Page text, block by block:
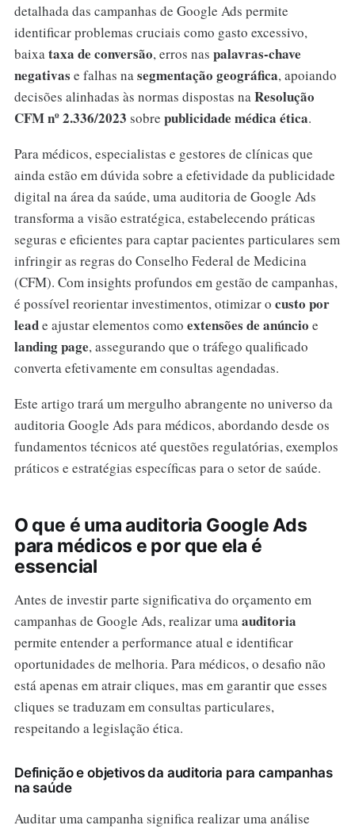
detalhada das campanhas de Google Ads permite
identificar problemas cruciais como gasto excessivo,
baixataxa de conversão, erros nas palavras-chave
negativas e falhas nasegmentação geográfica, apoiando
decisões alinhadas às normas dispostas naResolução
CFM nº 2.336/2023 sobre publicidade médica ética.
Para médicos, especialistas e gestores de clínicas que
ainda estão em dúvida sobre a efetividade da publicidade
digital na área da saúde, uma auditoria de Google Ads
transforma a visão estratégica, estabelecendo práticas
seguras e eficientes para captar pacientes particulares sem
infringir as regras do Conselho Federal de Medicina
(CFM). Com insights profundos em gestão de campanhas,
é possível reorientar investimentos, otimizar o custo por
leade ajustar elementos como extensões de anúncio e
landing page, assegurando que o tráfego qualificado
converta efetivamente em consultas agendadas.
Este artigo trará um mergulho abrangente no universo da
auditoria Google Ads para médicos, abordando desde os
fundamentos técnicos até questões regulatórias, exemplos
práticos e estratégias específicas para o setor de saúde.
O que é uma auditoria Google Ads
para médicos e por que ela é
essencial
Antes de investir parte significativa do orçamento em
campanhas de Google Ads, realizar umaauditoria
permite entender a performance atual e identificar
oportunidades de melhoria. Para médicos, o desafio não
está apenas em atrair cliques, mas em garantir que esses
cliques se traduzam em consultas particulares,
respeitando a legislação ética.
Definição e objetivos da auditoria para campanhas
na saúde
Auditar uma campanha significa realizar uma análise